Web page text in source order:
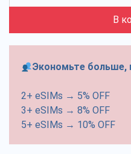
В
Экономьте больше,
2+ eSIMs → 5% OFF
3+ eSIMs → 8% OFF
5+ eSIMs → 10% OFF